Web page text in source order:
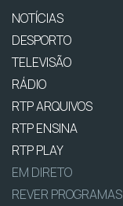
NOTÍCIAS
DESPORTO
TELEVISÃO
RÁDIO
RTP ARQUIVOS
RTP ENSINA
RTP PLAY
EM DIRETO
REVER PROGRAMAS